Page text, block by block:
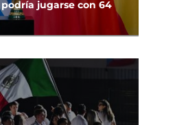
podría jugarse con 64